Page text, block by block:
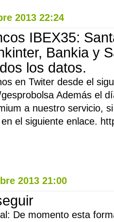
2013 22:24
IBEX35:
Bankia y
los datos.
en Twiter desde el
Además el
a nuestro servicio,
el siguiente enlace.
2013 21:00
De momento esta